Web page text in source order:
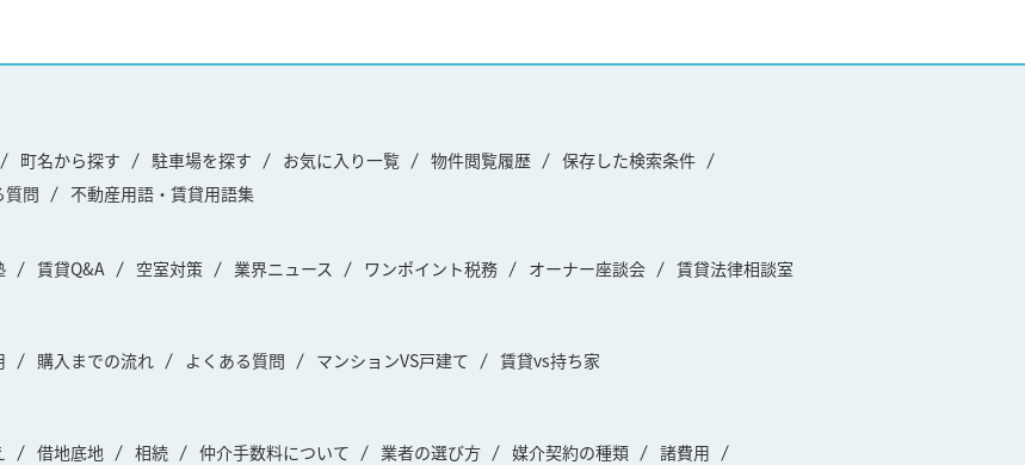
町名から探す 駐車場を探す お気に入り一覧 物件閲覧履歴
保存した検索条件
質問 不動産用語・賃貸用語集
賃貸Q&A 空室対策 業界ニュース ワンポイント税務 オーナー座談会 賃貸法律相談室
購入までの流れ よくある質問 マンションVS戸建て 賃貸vs持ち家
借地底地 相続 仲介手数料について 業者の選び方 媒介契約の種類
諸費用